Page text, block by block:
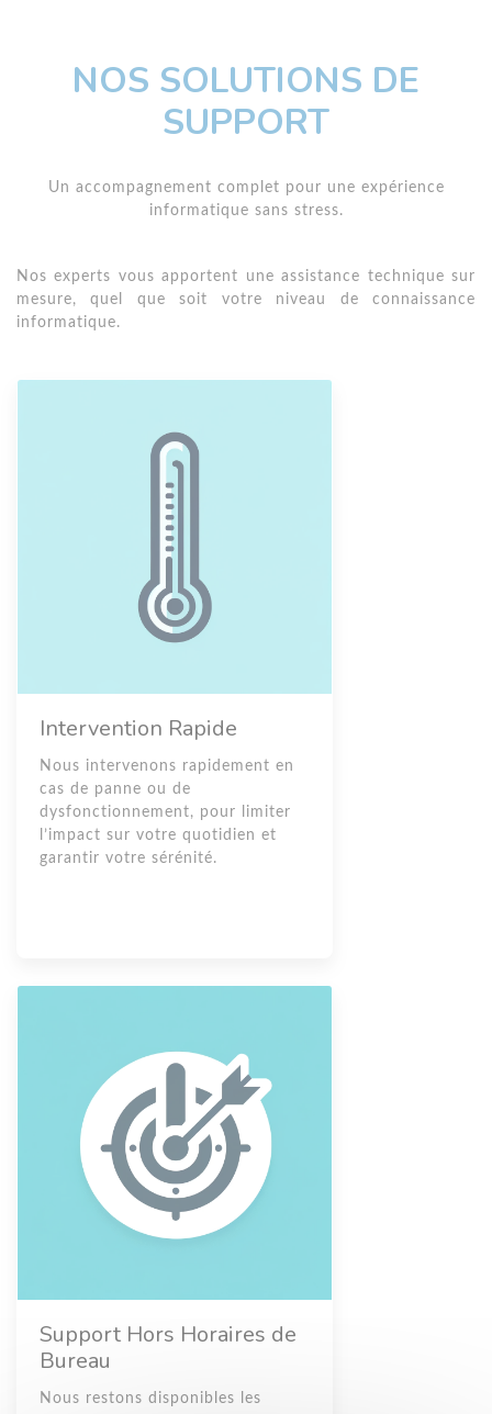
NOS SOLUTIONS DE
SUPPORT
Un accompagnement complet pour une expérience
informatique sans stress.
Nos experts vous apportent une assistance technique sur
mesure, quel que soit votre niveau de connaissance
informatique.
Intervention Rapide
Nous intervenons rapidement en
cas de panne ou de
dysfonctionnement, pour limiter
l’impact sur votre quotidien et
garantir votre sérénité.
Support Hors Horaires de
Bureau
Nous restons disponibles les